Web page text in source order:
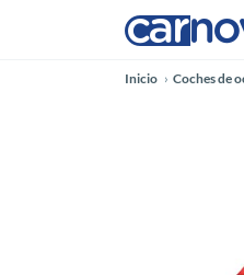
Inicio Coches de